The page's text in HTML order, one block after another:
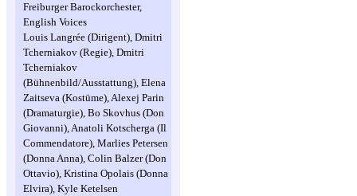
Freiburger Barockorchester,
English Voices
Louis Langrée (Dirigent), Dmitri
Tcherniakov (Regie), Dmitri
Tcherniakov
(Bühnenbild/Ausstattung), Elena
Zaitseva (Kostüme), Alexej Parin
(Dramaturgie), Bo Skovhus (Don
Giovanni), Anatoli Kotscherga (Il
Commendatore), Marlies Petersen
(Donna Anna), Colin Balzer (Don
Ottavio), Kristina Opolais (Donna
Elvira), Kyle Ketelsen